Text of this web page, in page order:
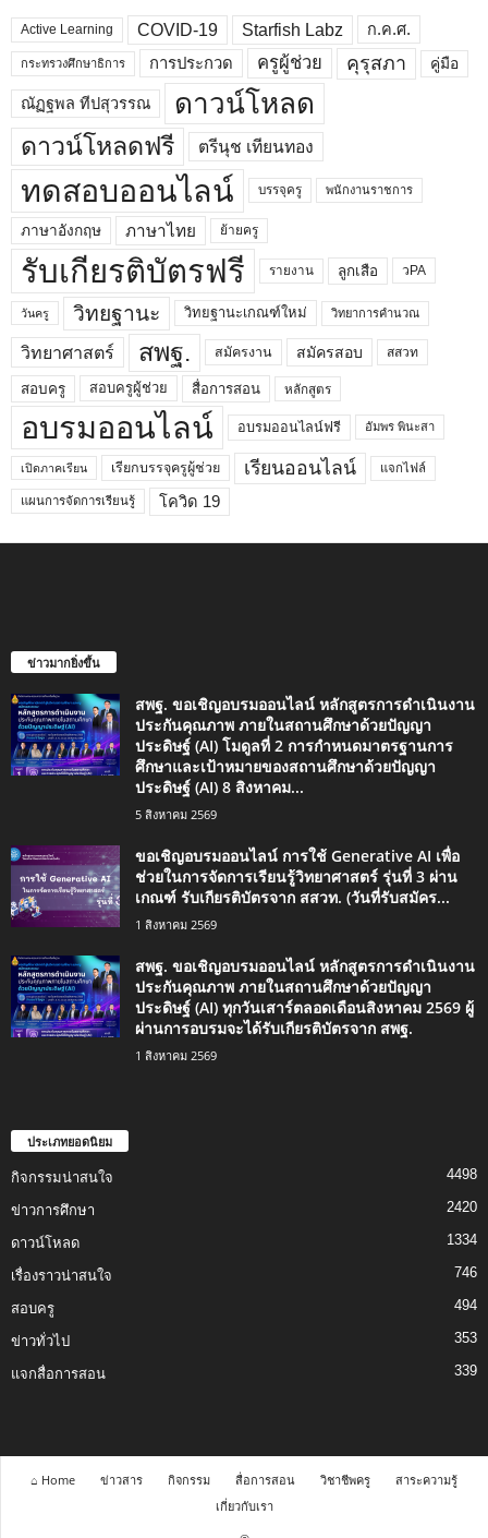
Active Learning COVID-19 Starfish Labz ก.ค.ศ.
กระทรวงศึกษาธิการ การประกวด ครูผู้ช่วย คุรุสภา คู่มือ
ณัฏฐพล ทีปสุวรรณ ดาวน์โหลด
ดาวน์โหลดฟรี ตรีนุช เทียนทอง
ทดสอบออนไลน์ บรรจุครู พนักงานราชการ
ภาษาอังกฤษ ภาษาไทย ย้ายครู
รับเกียรติบัตรฟรี รายงาน ลูกเสือ วPA
วันครู วิทยฐานะ วิทยฐานะเกณฑ์ใหม่ วิทยาการคำนวณ
วิทยาศาสตร์ สพฐ. สมัครงาน สมัครสอบ สสวท
สอบครู สอบครูผู้ช่วย สื่อการสอน หลักสูตร
อบรมออนไลน์ อบรมออนไลน์ฟรี อัมพร พินะสา
เปิดภาคเรียน เรียกบรรจุครูผู้ช่วย เรียนออนไลน์ แจกไฟล์
แผนการจัดการเรียนรู้ โควิด 19
ข่าวมากยิ่งขึ้น
สพฐ. ขอเชิญอบรมออนไลน์ หลักสูตรการดำเนินงาน
ประกันคุณภาพ ภายในสถานศึกษาด้วยปัญญา
ประดิษฐ์ (AI) โมดูลที่ 2 การกำหนดมาตรฐานการ
ศึกษาและเป้าหมายของสถานศึกษาด้วยปัญญา
ประดิษฐ์ (AI) 8 สิงหาคม...
5 สิงหาคม 2569
ขอเชิญอบรมออนไลน์ การใช้ Generative AI เพื่อ
ช่วยในการจัดการเรียนรู้วิทยาศาสตร์ รุ่นที่ 3 ผ่าน
เกณฑ์ รับเกียรติบัตรจาก สสวท. (วันที่รับสมัคร...
1 สิงหาคม 2569
สพฐ. ขอเชิญอบรมออนไลน์ หลักสูตรการดำเนินงาน
ประกันคุณภาพ ภายในสถานศึกษาด้วยปัญญา
ประดิษฐ์ (AI) ทุกวันเสาร์ตลอดเดือนสิงหาคม 2569 ผู้
ผ่านการอบรมจะได้รับเกียรติบัตรจาก สพฐ.
1 สิงหาคม 2569
ประเภทยอดนิยม
กิจกรรมน่าสนใจ 4498
ข่าวการศึกษา 2420
ดาวน์โหลด 1334
เรื่องราวน่าสนใจ 746
สอบครู 494
ข่าวทั่วไป 353
แจกสื่อการสอน 339
⌂ Home ข่าวสาร กิจกรรม สื่อการสอน วิชาชีพครู
สาระความรู้
เกี่ยวกับเรา